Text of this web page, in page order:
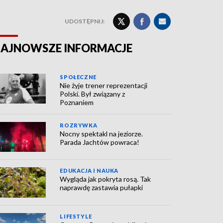
UDOSTĘPNIJ:
INFORMACJE
SPOŁECZNE
Nie żyje trener reprezentacji
Polski. Był związany z
Poznaniem
ROZRYWKA
Nocny spektakl na jeziorze.
Parada Jachtów powraca!
EDUKACJA I NAUKA
Wygląda jak pokryta rosą. Tak
naprawdę zastawia pułapki
LIFESTYLE